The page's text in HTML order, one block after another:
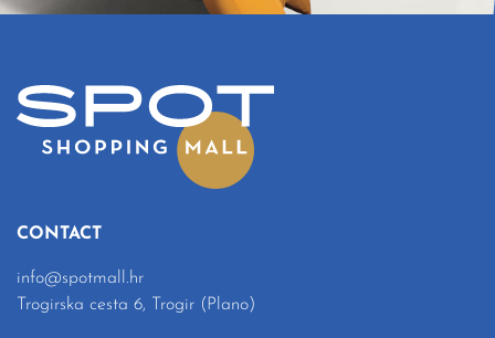
CONTACT
info@spotmall.hr
Trogirska cesta 6, Trogir (Plano)